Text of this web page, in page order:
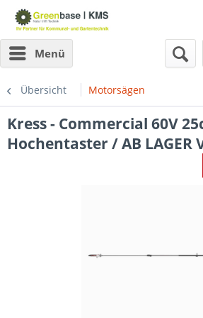
Menü
Übersicht Motorsägen
Kress - Commercial 60V
Hochentaster / AB LAGER